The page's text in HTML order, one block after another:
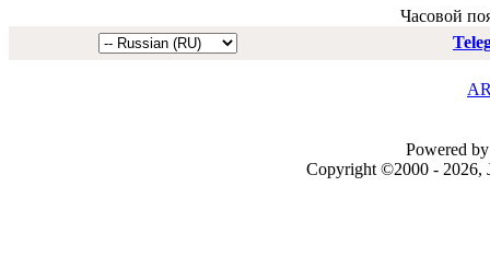
Часовой
Powered
Copyright ©2000 - 2026,